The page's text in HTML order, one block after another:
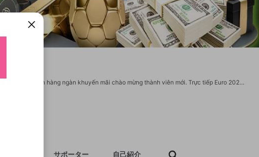
Tỷ lệ kèo 88 bóng đá mới nhất 2025. Cập nhật link vào nhiều nhà cái uy tín và nhận hàng ngàn khuyến mãi chào mừng thành viên mới. Trực tiếp Euro 2025 với tỷ lệ kèo thơm ăn hấp dẫn. website: https://tylekeo88.cc/ Địa chỉ: 6B QL1A, Bình Chánh, Hồ Chí Minh, Việt Nam Phone: 0925684368 Gmail: tylekeo88cc@gmail.com #tylekeo #truycaptylekeo #trangchutylekeo #linktylekeo #tylekeo88 https://twitter.com/tylekeo881 https://www.youtube.com/@tylekeo881 https://500px.com/p/tylekeo881 https://www.tumblr.com/tylekeo881 https://www.twitch.tv/tylekeo881/about https://www.pinterest.com/tylekeo881/ https://profile.hatena.ne.jp/tylekeo881/
サポーター 自己紹介
画面で作成で